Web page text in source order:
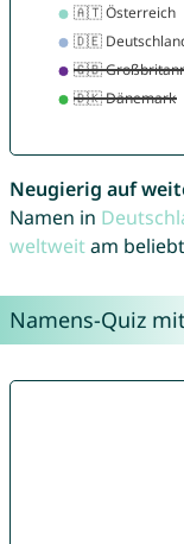
Neugierig auf
Namen in
weltweitam
Namens-Quiz